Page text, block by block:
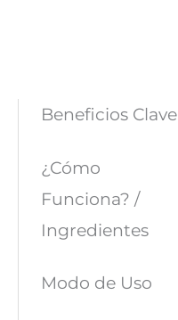
Beneficios Clave
¿Cómo
Funciona? /
Ingredientes
Modo de Uso